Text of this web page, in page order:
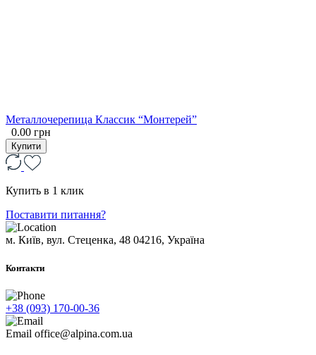
Металлочерепица Классик “Монтерей”
0.00 грн
Купити
Купить в 1 клик
Поставити питання?
м. Київ, вул. Стеценка, 48 04216, Україна
Контакти
+38 (093) 170-00-36
Email office@alpina.com.ua